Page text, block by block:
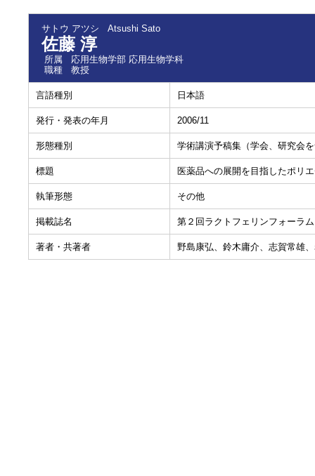
サトウ アツシ Atsushi Sato
佐藤 淳
所属
応用生物学部 応用生物学科
職種
教授
言語種別 日本語
発行・発表の年月 2006/11
形態種別 学術講演予稿集（学会、研究会
標題 医薬品への展開を目指したポリ
執筆形態 その他
掲載誌名 第２回ラクトフェリンフォーラム
著者・共著者 野島康弘、鈴木庸介、志賀常雄